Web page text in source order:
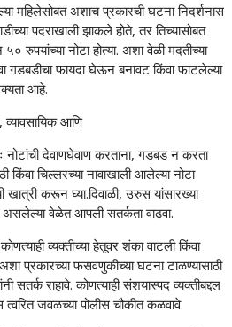
महिलेसोबत अशाच प्रकारची घटना निदर्शनास
पदराखाली झाकले होते, तर तिच्यासोबत
रुपयांच्या नोटा होत्या. अशा वेळी मदतीच्या
गडबडीचा फायदा घेऊन बनावट किंवा फाटलेल्या
आहे.
आणि
नोटांची देवाणघेवाण करताना, गडबड न करता
किंवा चिल्लरच्या नावाखाली आलेल्या नोटा
खात्री करून घ्या.दिवाळी, उरुस यांसारख्या
असलेल्या वेळेत आपली सतर्कता वाढवा.
व्यक्तीच्या हेतूवर शंका वाटली किंवा
प्रकारच्या फसवणुकीच्या घटना टाळण्यासाठी
सतर्क राहावे. कोणत्याही संशयास्पद व्यक्तीबद्दल
त्वरित जवळच्या पोलीस चौकीत कळवावे.